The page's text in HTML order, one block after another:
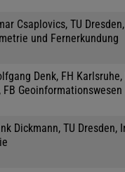
Csaplovics, TU
und Fernerkundung
Denk, FH
FB Geoinformationswesen
Dickmann, TU Dresden,